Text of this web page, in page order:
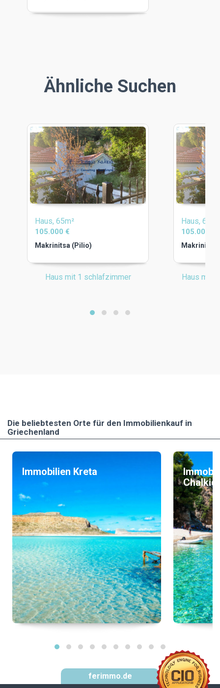
Ähnliche Suchen
Haus, 65m²
105.000 €
Makrinitsa (Pilio)
Haus mit 1 schlafzimmer
Haus, 65m²
105.000 €
Makrinitsa
Haus mit
Die beliebtesten Οrte für den Immobilienkauf in
Griechenland
Immobilien Kreta
ferimmo.de